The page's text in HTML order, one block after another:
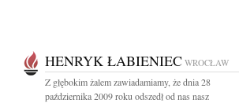
HENRYK ŁABIENIEC WROCŁAW
Z głębokim żalem zawiadamiamy, że dnia 28
października 2009 roku odszedł od nas nasz